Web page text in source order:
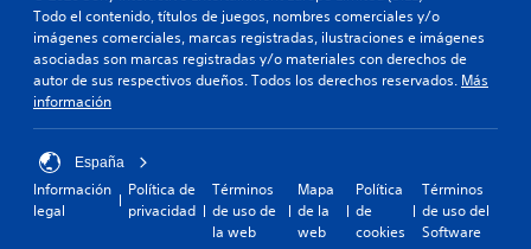
Todo el contenido, títulos de juegos, nombres comerciales y/o
imágenes comerciales, marcas registradas, ilustraciones e imágenes
asociadas son marcas registradas y/o materiales con derechos de
autor de sus respectivos dueños. Todos los derechos reservados. Más
información
España
Información
legal
Política de
privacidad
Términos
de uso de
la web
Mapa
de la
web
Política
de
cookies
Términos
de uso del
Software